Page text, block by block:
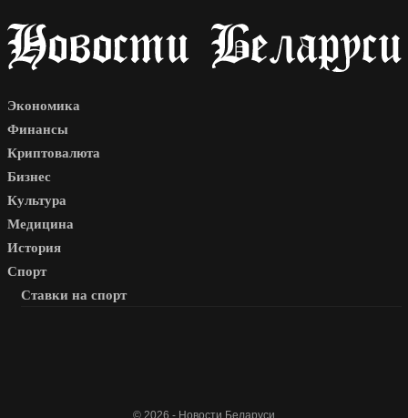
Экономика
Финансы
Криптовалюта
Бизнес
Культура
Медицина
История
Спорт
Ставки на спорт